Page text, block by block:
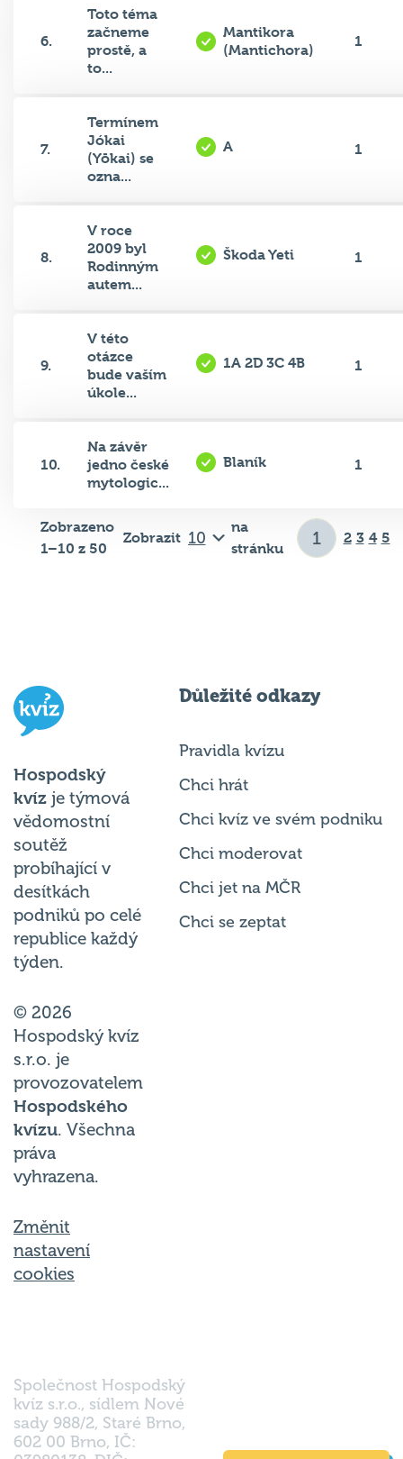
6.
Toto téma
začneme
prostě, a
to...
Mantikora
(Mantichora)
1
7.
Termínem
Jókai
(Yōkai) se
ozna...
A 1
8.
V roce
2009 byl
Rodinným
autem...
Škoda Yeti 1
9.
V této
otázce
bude vaším
úkole...
1A 2D 3C 4B 1
10.
Na závěr
jedno české
mytologic...
Blaník 1
Zobrazeno
1–10 z 50
Zobrazit
na
stránku
2 3 4 5
Hospodský
kvíz je týmová
vědomostní
soutěž
probíhající v
desítkách
podniků po celé
republice každý
týden.
© 2026
Hospodský kvíz
s.r.o. je
provozovatelem
Hospodského
kvízu. Všechna
práva
vyhrazena.
Změnit
nastavení
cookies
Důležité odkazy
Pravidla kvízu
Chci hrát
Chci kvíz ve svém podniku
Chci moderovat
Chci jet na MČR
Chci se zeptat
Společnost Hospodský
kvíz s.r.o., sídlem Nové
sady 988/2, Staré Brno,
602 00 Brno, IČ: